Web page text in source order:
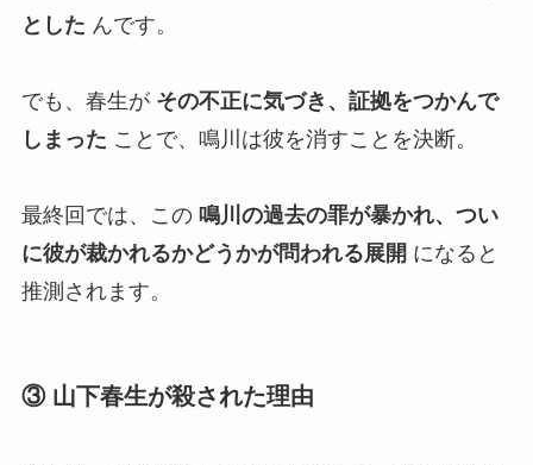
とした んです。
でも、春生が その不正に気づき、証拠をつかんで
しまった ことで、鳴川は彼を消すことを決断。
最終回では、この 鳴川の過去の罪が暴かれ、つい
に彼が裁かれるかどうかが問われる展開 になると
推測されます。
③ 山下春生が殺された理由